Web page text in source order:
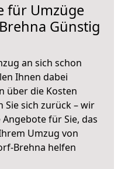
für Umzüge
Günstig
an sich schon
Ihnen dabei
über die Kosten
Sie sich zurück – wir
für Sie, das
Umzug von
Brehna helfen